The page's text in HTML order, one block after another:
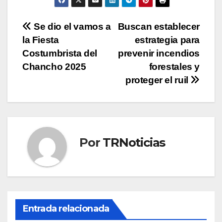
Navegación
de
entradas
Buscan establecer
estrategia para
prevenir incendios
forestales y
proteger el ruil
Se dio el vamos a
la Fiesta
Costumbrista del
Chancho 2025
Por TRNoticias
Entrada relacionada